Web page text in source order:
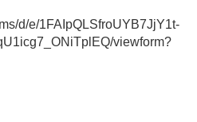
d/e/1FAIpQLSfroUYB7JjY1t-
viewform?